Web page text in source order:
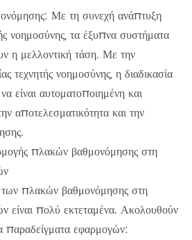
Με τη συνεχή ανάπτυξη
νοημοσύνης, τα έξυπνα συστήματα
η μελλοντική τάση. Με την
τεχνητής νοημοσύνης, η διαδικασία
είναι αυτοματοποιημένη και
αποτελεσματικότητα και την
πλακών βαθμονόμησης στη
πλακών βαθμονόμησης στη
είναι πολύ εκτεταμένα. Ακολουθούν
παραδείγματα εφαρμογών: